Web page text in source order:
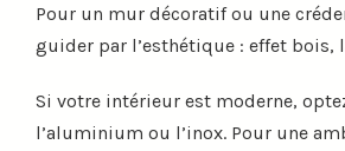
Pour un mur décoratif ou une
guider par l’esthétique : effet bois,
Si votre intérieur est moderne,
l’aluminium ou l’inox. Pour une